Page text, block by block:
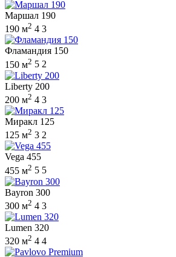
Маршал 190
190 м2 4 3
Фламандия 150
150 м2 5 2
Liberty 200
200 м2 4 3
Миракл 125
125 м2 3 2
Vega 455
455 м2 5 5
Bayron 300
300 м2 4 3
Lumen 320
320 м2 4 4